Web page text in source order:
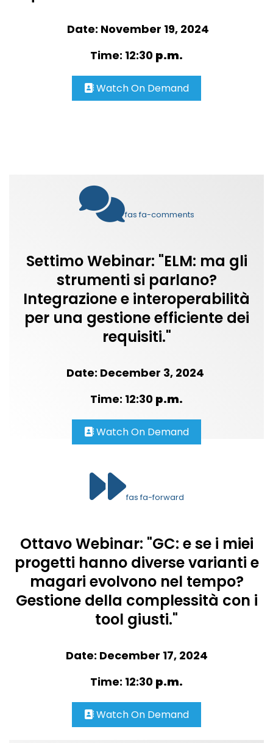
Date: November 19, 2024
Time: 12:30 p.m.
Watch On Demand
fas fa-comments
Settimo Webinar: "ELM: ma gli
strumenti si parlano?
Integrazione e interoperabilità
per una gestione efficiente dei
requisiti."
Date: December 3, 2024
Time: 12:30 p.m.
Watch On Demand
fas fa-forward
Ottavo Webinar: "GC: e se i miei
progetti hanno diverse varianti e
magari evolvono nel tempo?
Gestione della complessità con i
tool giusti."
Date: December 17, 2024
Time: 12:30 p.m.
Watch On Demand